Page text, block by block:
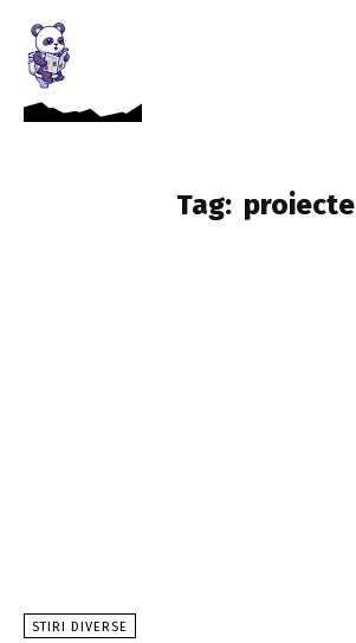
Tag: proiecte
STIRI DIVERSE